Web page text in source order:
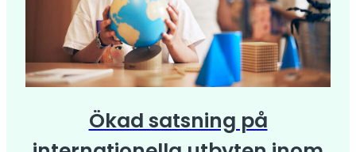
Ökad satsning på